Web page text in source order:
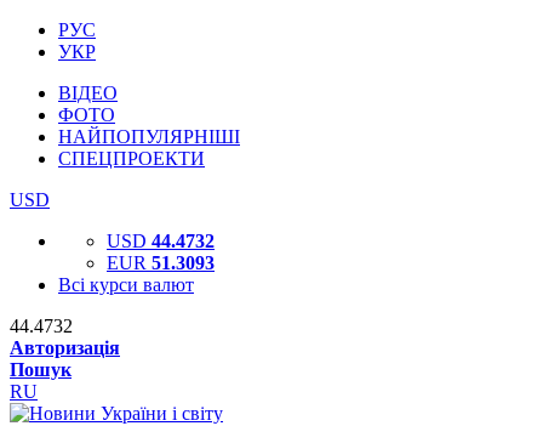
РУС
УКР
ВІДЕО
ФОТО
НАЙПОПУЛЯРНІШІ
СПЕЦПРОЕКТИ
USD
USD 44.4732
EUR 51.3093
Всі курси валют
44.4732
Авторизація
Пошук
RU